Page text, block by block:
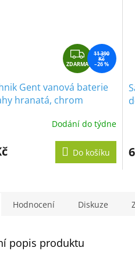
Z
D
A
R
A
ZDARMA
11 390
Kč
–26 %
Gent vanová baterie
hranatá, chrom
Dodání do týdne
Do košíku
Hodnocení Diskuze
popis produktu